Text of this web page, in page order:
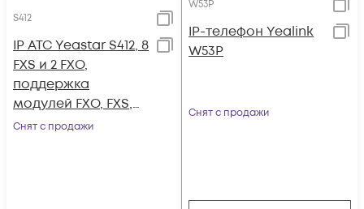
S412
IP АТС Yeastar S412, 8
FXS и 2 FXO,
поддержка
модулей FXO, FXS,
GSM, BRI, LTE
Снят с продажи
W53P
IP-телефон Yealink
W53P
Снят с продажи